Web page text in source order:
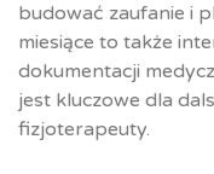
budować zaufanie i
miesiące to także
dokumentacji
jest kluczowe dla
fizjoterapeuty.